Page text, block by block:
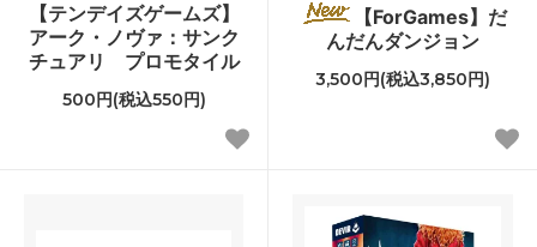
【テンデイズゲームズ】
アーク・ノヴァ：サンク
チュアリ プロモタイル
500円(税込550円)
【ForGames】だ
んだんダンジョン
3,500円(税込3,850円)